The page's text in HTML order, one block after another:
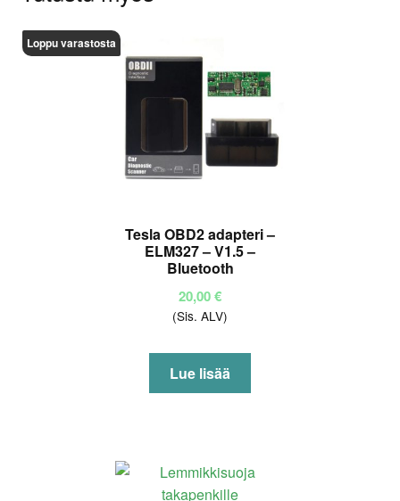
Loppu varastosta
Tesla OBD2 adapteri –
ELM327 – V1.5 –
Bluetooth
20,00€
(Sis. ALV)
Lue lisää